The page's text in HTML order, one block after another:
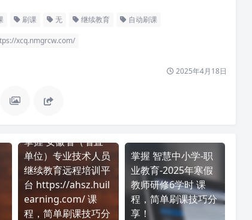
刷课 无 继续教育 自动刷课
xcq.nmgrcw.com/
2025年4月18日
掌握 安徽省（省直
单位）专业技术人员
继续教育远程培训平
台 https://ahsz.huil
earning.com/ 课
程，简单刷课技巧分
掌握 智慧中小学-职
业教育-2025年寒假
教师研修6学时 课
程，简单刷课技巧分
享！